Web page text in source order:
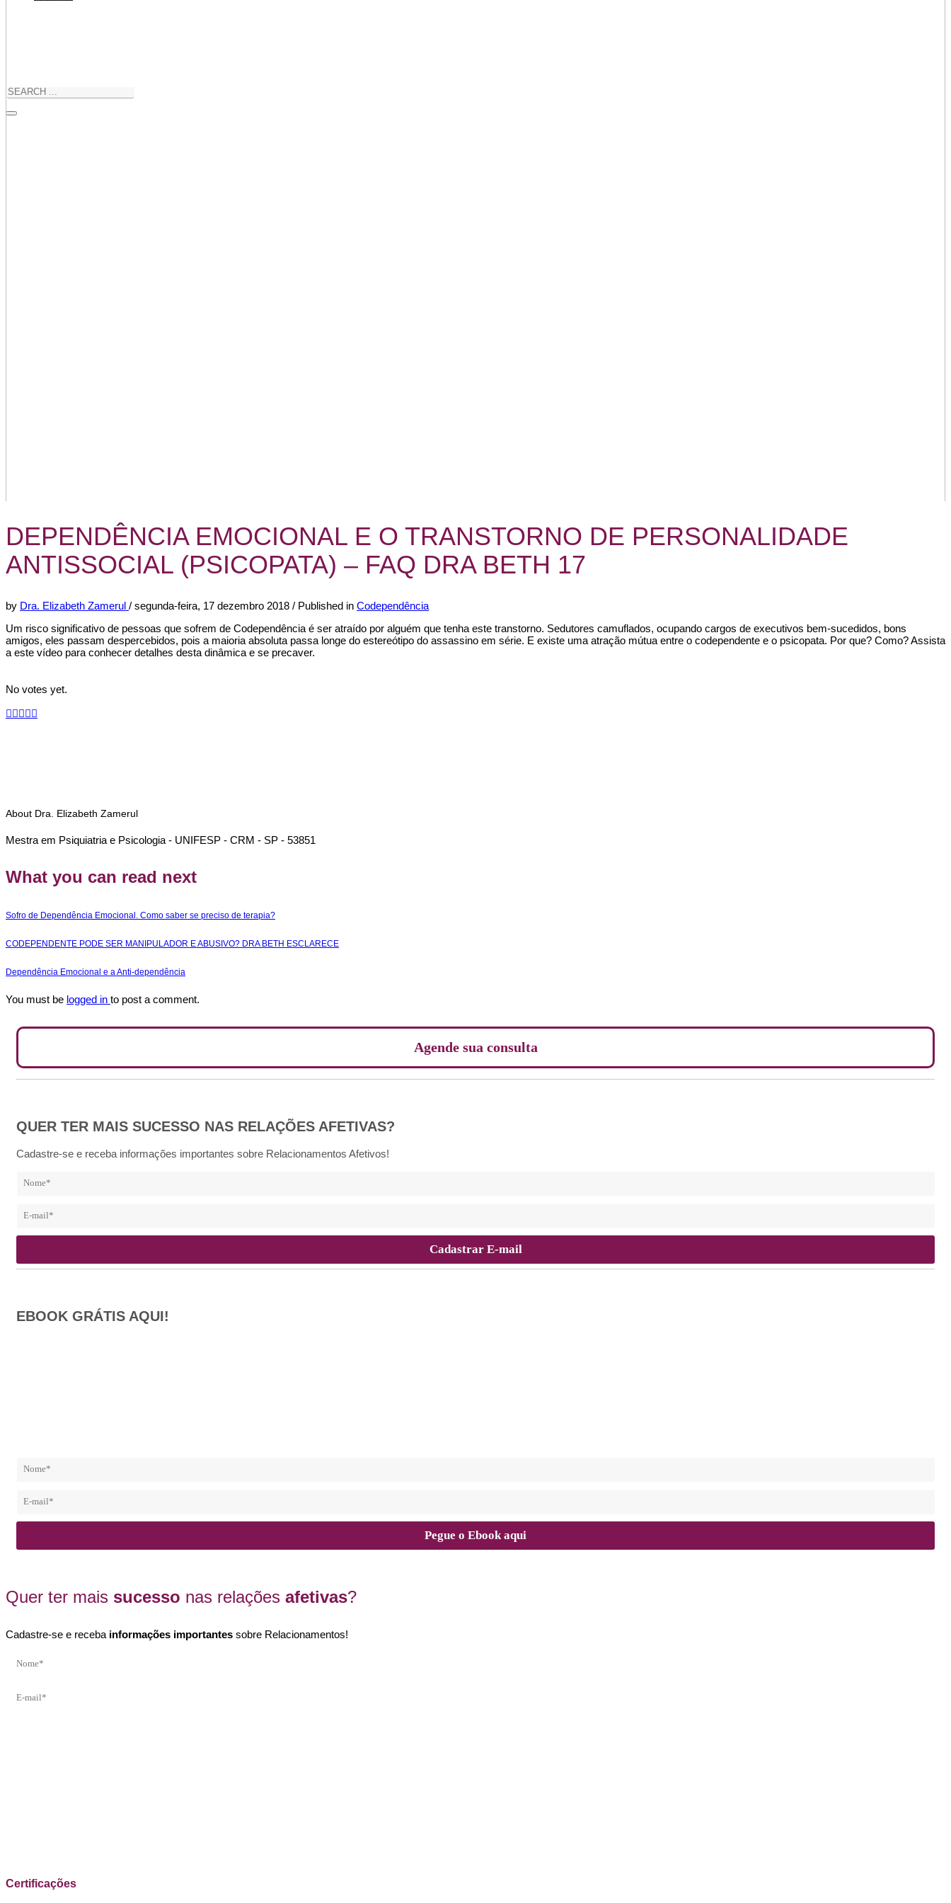
DEPENDÊNCIA EMOCIONAL E O TRANSTORNO DE PERSONALIDADE
ANTISSOCIAL (PSICOPATA) – FAQ DRA BETH 17
by Dra. Elizabeth Zamerul / segunda-feira, 17 dezembro 2018 / Published in Codependência
Um risco significativo de pessoas que sofrem de Codependência é ser atraído por alguém que tenha este transtorno. Sedutores camuflados, ocupando cargos de executivos bem-sucedidos, bons
amigos, eles passam despercebidos, pois a maioria absoluta passa longe do estereótipo do assassino em série. E existe uma atração mútua entre o codependente e o psicopata. Por que? Como? Assista
a este vídeo para conhecer detalhes desta dinâmica e se precaver.
No votes yet.
About Dra. Elizabeth Zamerul
Mestra em Psiquiatria e Psicologia - UNIFESP - CRM - SP - 53851
What you can read next
Sofro de Dependência Emocional. Como saber se preciso de terapia?
CODEPENDENTE PODE SER MANIPULADOR E ABUSIVO? DRA BETH ESCLARECE
Dependência Emocional e a Anti-dependência
You must be logged in to post a comment.
Agende sua consulta
QUER TER MAIS SUCESSO NAS RELAÇÕES AFETIVAS?
Cadastre-se e receba informações importantes sobre Relacionamentos Afetivos!
EBOOK GRÁTIS AQUI!
Quer ter mais sucesso nas relações afetivas?
Cadastre-se e receba informações importantes sobre Relacionamentos!
Certificações